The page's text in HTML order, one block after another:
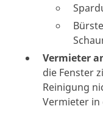
Vermieter
die Fenster
Reinigung
Vermieter in